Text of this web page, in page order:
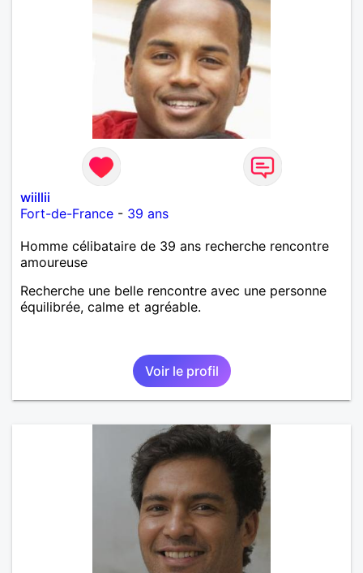
wiillii
Fort-de-France - 39 ans
Homme célibataire de 39 ans recherche rencontre
amoureuse
Recherche une belle rencontre avec une personne
équilibrée, calme et agréable.
Voir le profil